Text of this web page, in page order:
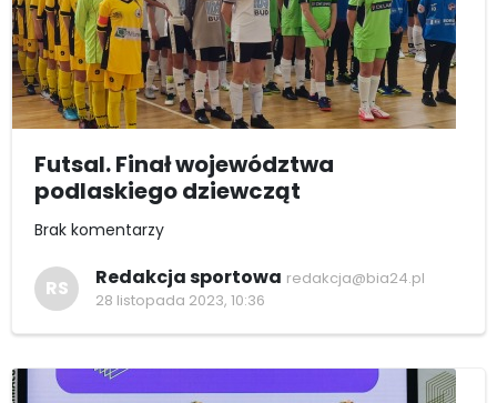
Futsal. Finał województwa
podlaskiego dziewcząt
Brak komentarzy
RS Redakcja sportowa redakcja@bia24.pl
28 listopada 2023, 10:36